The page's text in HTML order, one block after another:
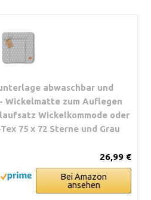
abwaschbar und
Wickelmatte zum Auflegen
Wickelkommode oder
75 x 72 Sterne und Grau
26,99 €
Bei Amazon
ansehen